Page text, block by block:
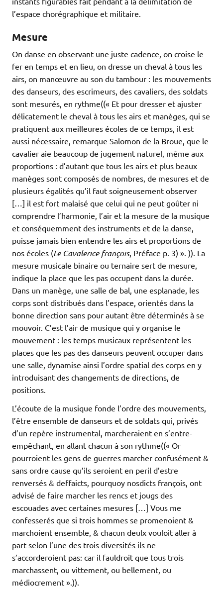
l’espace chorégraphique et militaire.
Mesure
On danse en observant une juste cadence, on croise le
fer en temps et en lieu, on dresse un cheval à tous les
airs, on manœuvre au son du tambour : les mouvements
des danseurs, des escrimeurs, des cavaliers, des soldats
sont mesurés, en rythme((« Et pour dresser et ajuster
délicatement le cheval à tous les airs et manèges, qui se
pratiquent aux meilleures écoles de ce temps, il est
aussi nécessaire, remarque Salomon de la Broue, que le
cavalier aie beaucoup de jugement naturel, même aux
proportions : d’autant que tous les airs et plus beaux
manèges sont composés de nombres, de mesures et de
plusieurs égalités qu’il faut soigneusement observer
[…] il est fort malaisé que celui qui ne peut goûter ni
comprendre l’harmonie, l’air et la mesure de la musique
et conséquemment des instruments et de la danse,
puisse jamais bien entendre les airs et proportions de
nos écoles (Le Cavalerice françois, Préface p. 3) ». )). La
mesure musicale binaire ou ternaire sert de mesure,
indique la place que les pas occupent dans la durée.
Dans un manège, une salle de bal, une esplanade, les
corps sont distribués dans l’espace, orientés dans la
bonne direction sans pour autant être déterminés à se
mouvoir. C’est l’air de musique qui y organise le
mouvement : les temps musicaux représentent les
places que les pas des danseurs peuvent occuper dans
une salle, dynamise ainsi l’ordre spatial des corps en y
introduisant des changements de directions, de
positions.
L’écoute de la musique fonde l’ordre des mouvements,
l’être ensemble de danseurs et de soldats qui, privés
d’un repère instrumental, marcheraient en s’entre-
empêchant, en allant chacun à son rythme((« Or
pourroient les gens de guerres marcher confusément &
sans ordre cause qu’ils seroient en peril d’estre
renversés & deffaicts, pourquoy nosdicts françois, ont
advisé de faire marcher les rencs et jougs des
escouades avec certaines mesures […] Vous me
confesserés que si trois hommes se promenoient &
marchoient ensemble, & chacun deulx vouloit aller à
part selon l’une des trois diversités ils ne
s’accorderoient pas: car il fauldroit que tous trois
marchassent, ou vittement, ou bellement, ou
médiocrement ».)).